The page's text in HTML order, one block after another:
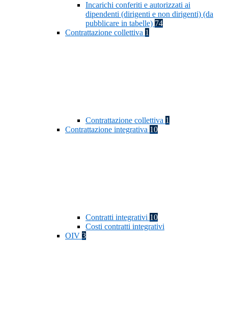
Incarichi conferiti e autorizzati ai
dipendenti (dirigenti e non dirigenti) (da
pubblicare in tabelle) 74
Contrattazione collettiva 1
Contrattazione collettiva 1
Contrattazione integrativa 10
Contratti integrativi 10
Costi contratti integrativi
OIV 3